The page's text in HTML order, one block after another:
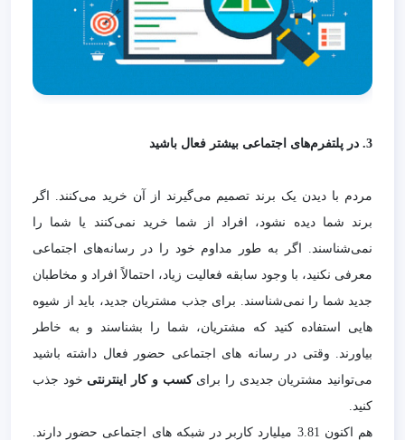
3. در پلتفرم‌های اجتماعی بیشتر فعال باشید
مردم با دیدن یک برند تصمیم می‌گیرند از آن خرید می‌کنند. اگر
برند شما دیده نشود، افراد از شما خرید نمی‌کنند یا شما را
نمی‌شناسند. اگر به طور مداوم خود را در رسانه‌های اجتماعی
معرفی نکنید، با وجود سابقه فعالیت زیاد، احتمالاً افراد و مخاطبان
جدید شما را نمی‌شناسند. برای جذب مشتریان جدید، باید از شیوه
هایی استفاده کنید که مشتریان، شما را بشناسند و به خاطر
بیاورند. وقتی در رسانه های اجتماعی حضور فعال داشته باشید
می‌توانید مشتریان جدیدی را برایکسب و کار اینترنتی خود جذب
کنید.
هم اکنون 3.81 میلیارد کاربر در شبکه های اجتماعی حضور دارند.